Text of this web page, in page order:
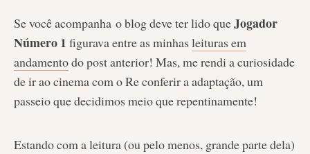
Se você acompanha o blog deve ter lido queJogador
Número 1 figurava entre as minhas leituras em
andamentodo post anterior! Mas, me rendi a curiosidade
de ir ao cinema com o Re conferir a adaptação, um
passeio que decidimos meio que repentinamente!
Estando com a leitura (ou pelo menos, grande parte dela)